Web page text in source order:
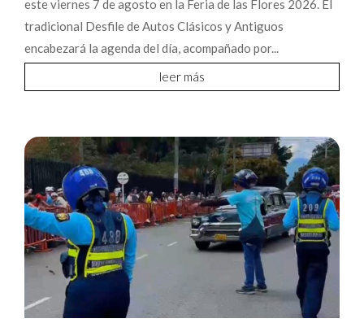
este viernes 7 de agosto en la Feria de las Flores 2026. El
tradicional Desfile de Autos Clásicos y Antiguos
encabezará la agenda del día, acompañado por...
leer más